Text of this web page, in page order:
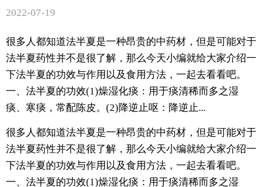
2022-07-19
很多人都知道法半夏是一种昂贵的中药材，但是可能对于
法半夏药性并不是很了解，那么今天小编就给大家介绍一
下法半夏的功效与作用以及食用方法，一起去看看吧。
一、法半夏的功效(1)燥湿化痰：用于痰清稀而多之湿
痰、寒痰，常配陈皮。(2)降逆止呕：降逆止...
很多人都知道法半夏是一种昂贵的中药材，但是可能对于
法半夏药性并不是很了解，那么今天小编就给大家介绍一
下法半夏的功效与作用以及食用方法，一起去看看吧。
一、法半夏的功效(1)燥湿化痰：用于痰清稀而多之湿